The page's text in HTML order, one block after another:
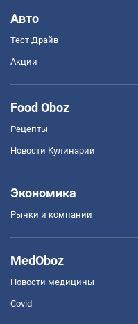
Авто
Тест Драйв
Акции
Food Oboz
Рецепты
Новости Кулинарии
Экономика
Рынки и компании
MedOboz
Новости медицины
Covid